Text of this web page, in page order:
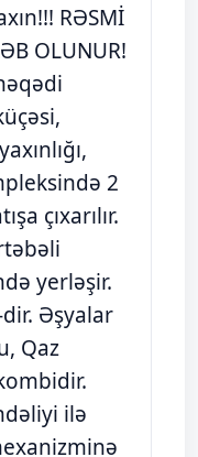
RƏSMİ
OLUNUR!
2
çıxarılır.
yerləşir.
Əşyalar
Qaz
ilə